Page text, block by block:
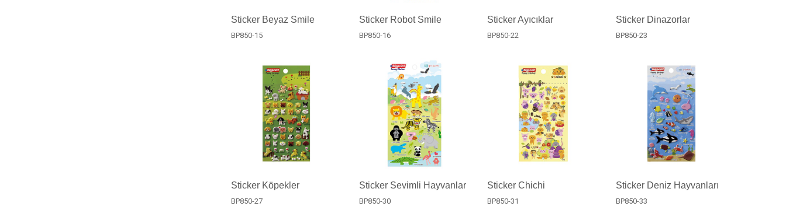
Sticker Beyaz Smile
BP850-15
Sticker Robot Smile
BP850-16
Sticker Ayıcıklar
BP850-22
Sticker Dinazorlar
BP850-23
Sticker Köpekler
BP850-27
Sticker Sevimli Hayvanlar
BP850-30
Sticker Chichi
BP850-31
Sticker Deniz Hayvanları
BP850-33